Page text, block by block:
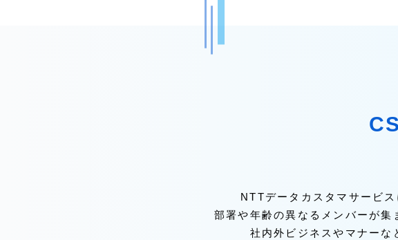
NTTデータカスタマサービ
部署や年齢の異なるメンバーが集
社内外ビジネスやマナーな